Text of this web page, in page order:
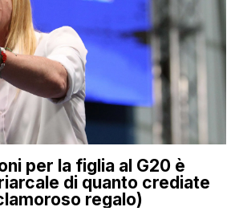
per la figlia al G20 è
di quanto crediate
regalo)